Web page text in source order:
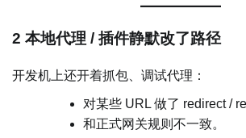
2 本地代理 / 插件静默改了路径
开发机上还开着抓包、调试代理：
对某些 URL 做了 redirect /
和正式网关规则不一致。